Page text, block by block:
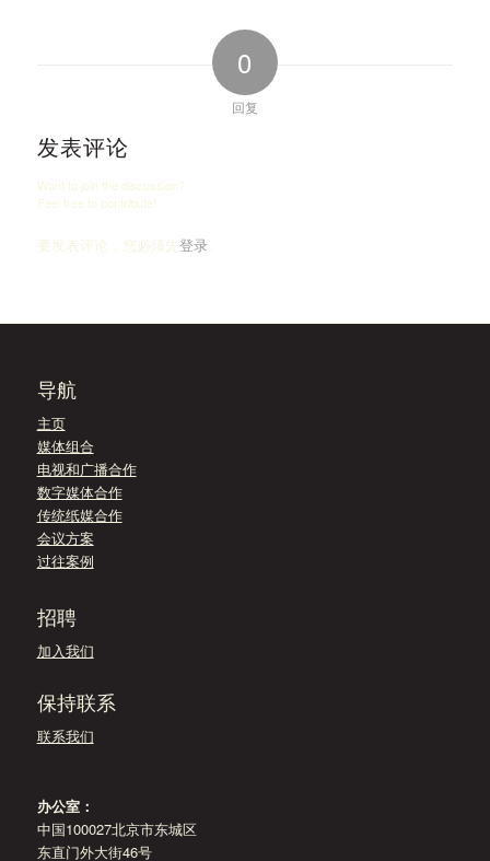
0
回复
发表评论
Want to join the discussion?
Feel free to contribute!
要发表评论，您必须先登录。
导航
主页
媒体组合
电视和广播合作
数字媒体合作
传统纸媒合作
会议方案
过往案例
招聘
加入我们
保持联系
联系我们
办公室：
中国100027北京市东城区
东直门外大街46号